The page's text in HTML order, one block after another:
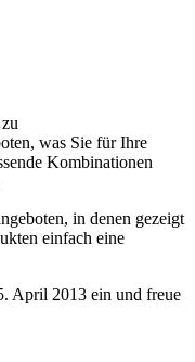
was Sie für Ihre
Kombinationen
in denen gezeigt
einfach eine
April 2013 ein und freue